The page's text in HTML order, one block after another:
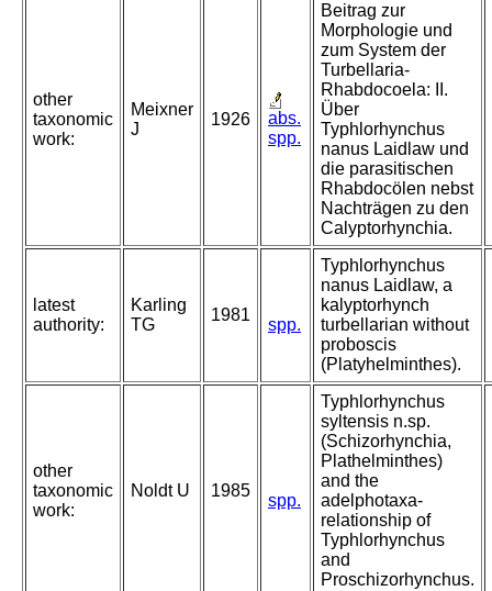
other
taxonomic
work:
Meixner
J
1926
abs.
spp.
Beitrag zur
Morphologie und
zum System der
Turbellaria-
Rhabdocoela: II.
Über
Typhlorhynchus
nanus Laidlaw und
die parasitischen
Rhabdocölen nebst
Nachträgen zu den
Calyptorhynchia.
latest
authority:
Karling
TG
1981
spp.
Typhlorhynchus
nanus Laidlaw, a
kalyptorhynch
turbellarian without
proboscis
(Platyhelminthes).
other
taxonomic
work:
Noldt U 1985
spp.
Typhlorhynchus
syltensis n.sp.
(Schizorhynchia,
Plathelminthes)
and the
adelphotaxa-
relationship of
Typhlorhynchus
and
Proschizorhynchus.